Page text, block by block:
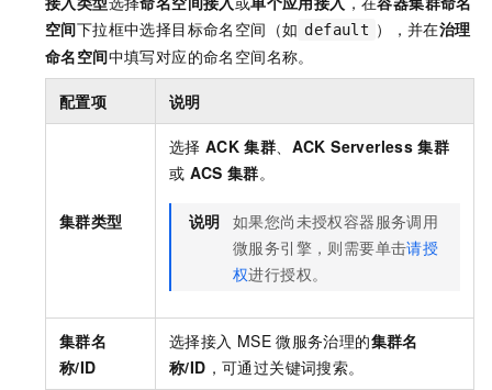
空间下拉框中选择目标命名空间（如 default ），并在治理
命名空间中填写对应的命名空间名称。
配置项 说明
集群类型
选择 ACK 集群 ACK Serverless 集群
或 ACS 集群。
说明 如果您尚未授权容器服务调用
微服务引擎，则需要单击请授
权进行授权。
集群名
称/ID
选择接入 MSE 微服务治理的集群名
称/ID ，可通过关键词搜索。